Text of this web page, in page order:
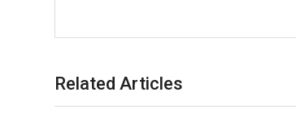
Related Articles